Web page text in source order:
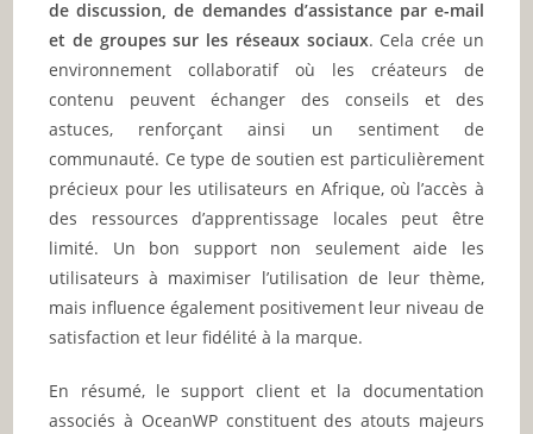
de discussion, de demandes d’assistance par e-mail
et de groupes sur les réseaux sociaux. Cela crée un
environnement collaboratif où les créateurs de
contenu peuvent échanger des conseils et des
astuces, renforçant ainsi un sentiment de
communauté. Ce type de soutien est particulièrement
précieux pour les utilisateurs en Afrique, où l’accès à
des ressources d’apprentissage locales peut être
limité. Un bon support non seulement aide les
utilisateurs à maximiser l’utilisation de leur thème,
mais influence également positivement leur niveau de
satisfaction et leur fidélité à la marque.
En résumé, le support client et la documentation
associés à OceanWP constituent des atouts majeurs